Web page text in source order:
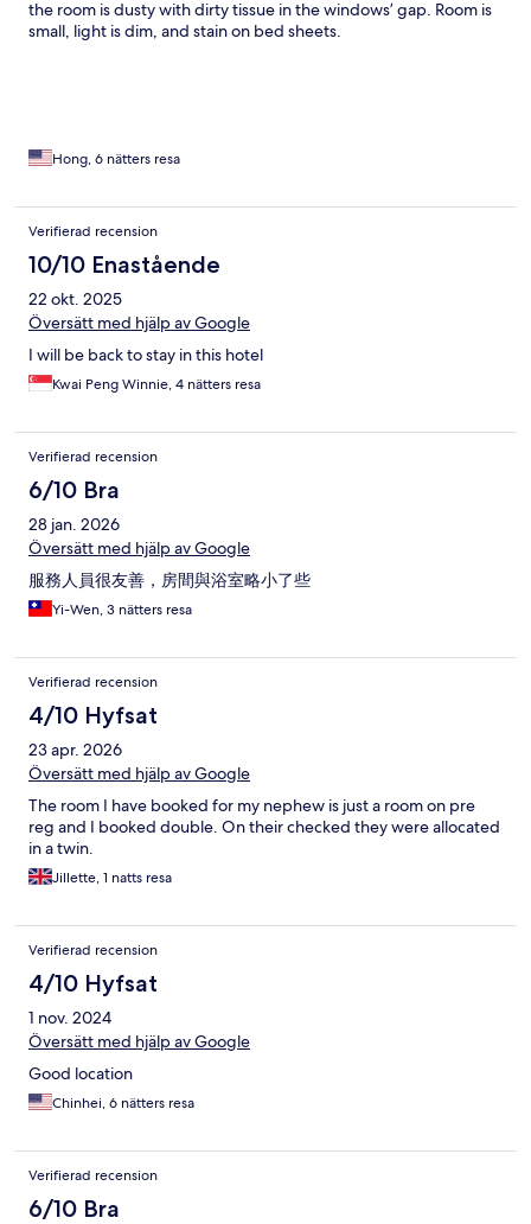
the room is dusty with dirty tissue in the windows’ gap. Room is
small, light is dim, and stain on bed sheets.
Hong, 6 nätters resa
Verifierad recension
10/10 Enastående
22 okt. 2025
Översätt med hjälp av Google
I will be back to stay in this hotel
Kwai Peng Winnie, 4 nätters resa
Verifierad recension
6/10 Bra
28 jan. 2026
Översätt med hjälp av Google
服務人員很友善，房間與浴室略小了些
Yi-Wen, 3 nätters resa
Verifierad recension
4/10 Hyfsat
23 apr. 2026
Översätt med hjälp av Google
The room I have booked for my nephew is just a room on pre
reg and I booked double. On their checked they were allocated
in a twin.
Jillette, 1 natts resa
Verifierad recension
4/10 Hyfsat
1 nov. 2024
Översätt med hjälp av Google
Good location
Chinhei, 6 nätters resa
Verifierad recension
6/10 Bra